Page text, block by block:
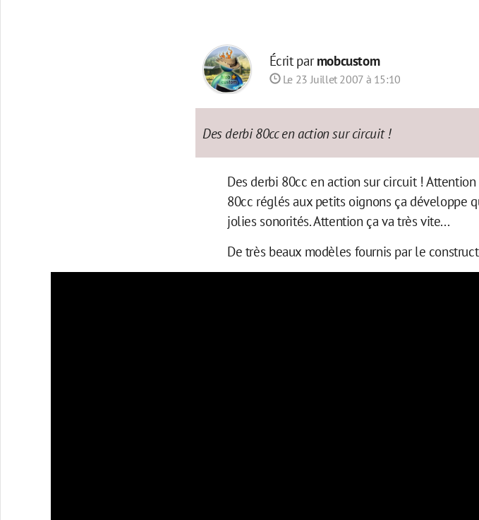
Écrit parmobcustom
Le 23 Juillet 2007 à 15:10
Des derbi 80cc en action sur circuit !
Des derbi 80cc en action sur circuit !
80cc réglés aux petits oignons ça développe
jolies sonorités. Attention ça va très vite...
De très beaux modèles fournis par le